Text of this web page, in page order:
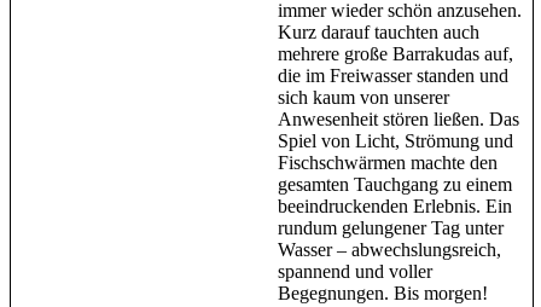
immer wieder schön anzusehen.
Kurz darauf tauchten auch
mehrere große Barrakudas auf,
die im Freiwasser standen und
sich kaum von unserer
Anwesenheit stören ließen. Das
Spiel von Licht, Strömung und
Fischschwärmen machte den
gesamten Tauchgang zu einem
beeindruckenden Erlebnis. Ein
rundum gelungener Tag unter
Wasser – abwechslungsreich,
spannend und voller
Begegnungen. Bis morgen!